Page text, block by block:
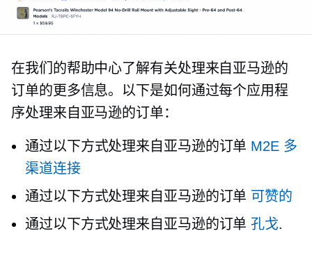
在我们的帮助中心了解有关处理来自亚马逊的
订单的更多信息。以下是如何通过每个应用程
序处理来自亚马逊的订单：
通过以下方式处理来自亚马逊的订单 M2E 多
渠道连接
通过以下方式处理来自亚马逊的订单 可赞的
通过以下方式处理来自亚马逊的订单孔戈.